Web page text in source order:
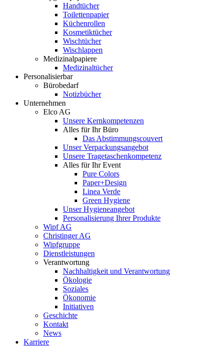
Handtücher
Toilettenpapier
Küchenrollen
Kosmetiktücher
Wischtücher
Wischlappen
Medizinalpapiere
Medizinaltücher
Personalisierbar
Bürobedarf
Notizbücher
Unternehmen
Elco AG
Unsere Kernkompetenzen
Alles für Ihr Büro
Das Abstimmungscouvert
Unser Verpackungsangebot
Unsere Tragetaschenkompetenz
Alles für Ihr Event
Pure Colors
Paper+Design
Linea Verde
Green Hygiene
Unser Hygieneangebot
Personalisierung Ihrer Produkte
Wipf AG
Christinger AG
Wipfgruppe
Dienstleistungen
Verantwortung
Nachhaltigkeit und Verantwortung
Ökologie
Soziales
Ökonomie
Initiativen
Geschichte
Kontakt
News
Karriere